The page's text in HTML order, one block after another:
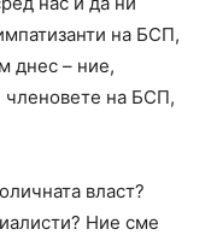
на БСП,
днес – ние,
членовете на БСП,
власт?
Ние сме